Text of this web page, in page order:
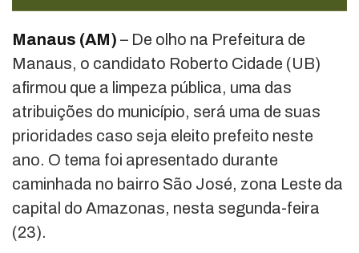
Manaus (AM) – De olho na Prefeitura de
Manaus, o candidato Roberto Cidade (UB)
afirmou que a limpeza pública, uma das
atribuições do município, será uma de suas
prioridades caso seja eleito prefeito neste
ano. O tema foi apresentado durante
caminhada no bairro São José, zona Leste da
capital do Amazonas, nesta segunda-feira
(23).